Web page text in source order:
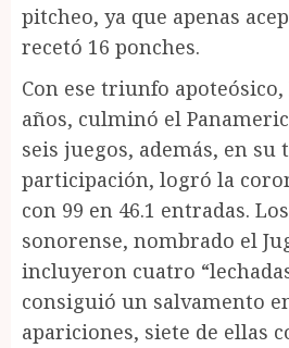
pitcheo, ya que apenas
recetó 16 ponches.
Con ese triunfo apoteósico,
años, culminó el
seis juegos, además, en su
participación, logró la
con 99 en 46.1 entradas.
sonorense, nombrado el
incluyeron cuatro
consiguió un salvamento
apariciones, siete de ellas